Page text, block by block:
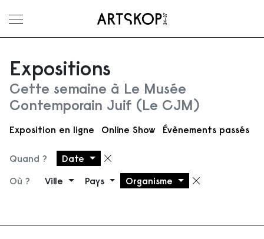
Ouvrir le menu
Expositions
Cette semaine à Le Musée
Contemporain Juif (Le CJM)
Exposition en ligne Online Show Évènements passés
Quand ? Date Supprimer le filtre
Où ? Ville Pays Organisme